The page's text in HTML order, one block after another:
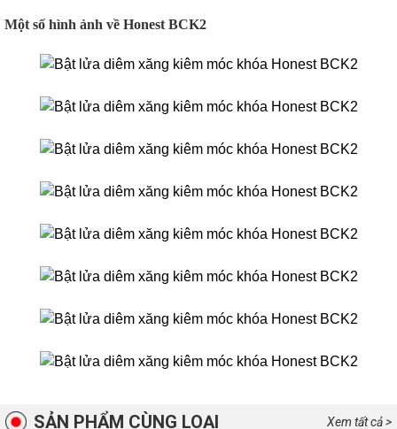
Một số hình ảnh về Honest BCK2
Xem tất cả >
SẢN PHẨM CÙNG LOẠI